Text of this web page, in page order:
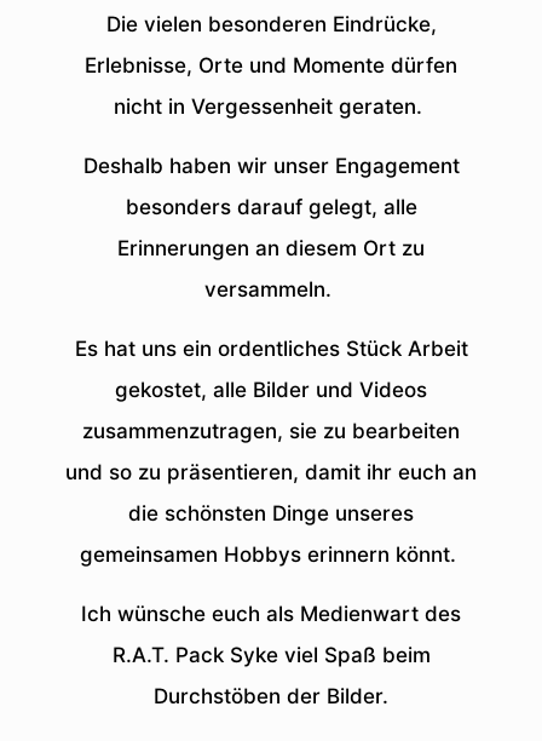
Die vielen besonderen Eindrücke,
Erlebnisse, Orte und Momente dürfen
nicht in Vergessenheit geraten.
Deshalb haben wir unser Engagement
besonders darauf gelegt, alle
Erinnerungen an diesem Ort zu
versammeln.
Es hat uns ein ordentliches Stück Arbeit
gekostet, alle Bilder und Videos
zusammenzutragen, sie zu bearbeiten
und so zu präsentieren, damit ihr euch an
die schönsten Dinge unseres
gemeinsamen Hobbys erinnern könnt.
Ich wünsche euch als Medienwart des
R.A.T. Pack Syke viel Spaß beim
Durchstöben der Bilder.